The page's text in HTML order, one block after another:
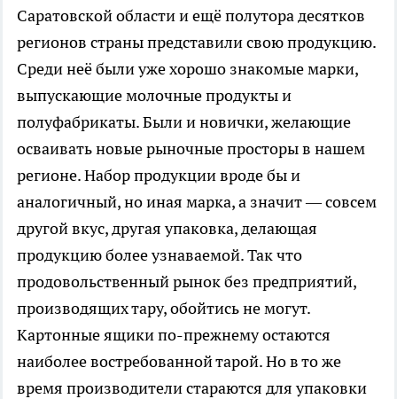
Саратовской области и ещё полутора десятков
регионов страны представили свою продукцию.
Среди неё были уже хорошо знакомые марки,
выпускающие молочные продукты и
полуфабрикаты. Были и новички, желающие
осваивать новые рыночные просторы в нашем
регионе. Набор продукции вроде бы и
аналогичный, но иная марка, а значит — совсем
другой вкус, другая упаковка, делающая
продукцию более узнаваемой. Так что
продовольственный рынок без предприятий,
производящих тару, обойтись не могут.
Картонные ящики по-прежнему остаются
наиболее востребованной тарой. Но в то же
время производители стараются для упаковки